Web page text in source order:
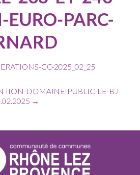
EURO-PARC-
CC-2025_02_25
DOMAINE-PUBLIC-LE-BJ-
→